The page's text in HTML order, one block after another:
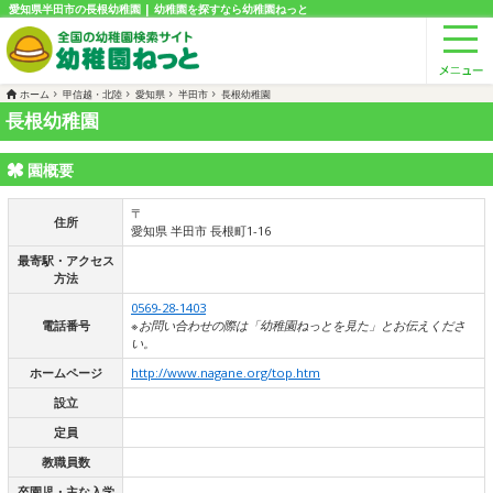
愛知県半田市の長根幼稚園 | 幼稚園を探すなら幼稚園ねっと
ホーム 甲信越・北陸 愛知県 半田市 長根幼稚園
長根幼稚園
園概要
住所
〒
愛知県 半田市 長根町1-16
最寄駅・アクセス
方法
電話番号
0569-28-1403
※お問い合わせの際は「幼稚園ねっとを見た」とお伝えくださ
い。
ホームページ
http://www.nagane.org/top.htm
設立
定員
教職員数